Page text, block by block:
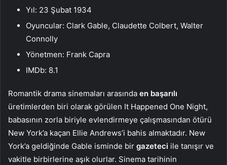
Yıl: 23 Şubat 1934
Oyuncular: Clark Gable, Claudette Colbert, Walter
Connolly
Yönetmen: Frank Capra
IMDb: 8.1
Romantik drama sinemaları arasında en başarılı
üretimlerden biri olarak görülen It Happened One Night,
babasının zorla biriyle evlendirmeye çalışmasından ötürü
New York’a kaçan Ellie Andrews’i bahis almaktadır. New
York’a geldiğinde Gable isminde bir gazeteci ile tanışır ve
vakitle birbirlerine aşık olurlar. Sinema tarihinin